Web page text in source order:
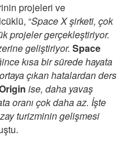
projeleri ve
“Space X şirketi, çok
projeler gerçekleştiriyor.
geliştiriyor. Space
kısa bir sürede hayata
çıkan hatalardan ders
ise, daha yavaş
oranı çok daha az. İşte
turizminin gelişmesi